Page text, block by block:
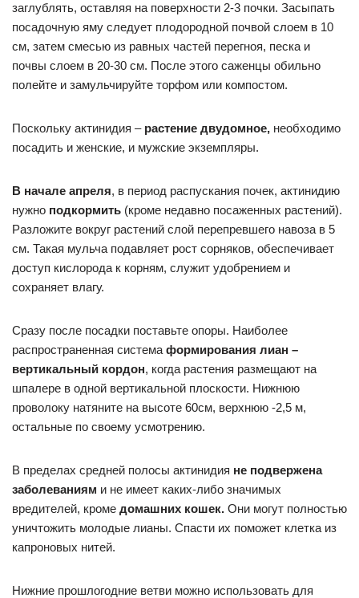
заглублять, оставляя на поверхности 2-3 почки. Засыпать
посадочную яму следует плодородной почвой слоем в 10
см, затем смесью из равных частей перегноя, песка и
почвы слоем в 20-30 см. После этого саженцы обильно
полейте и замульчируйте торфом или компостом.
Поскольку актинидия – растение двудомное, необходимо
посадить и женские, и мужские экземпляры.
В начале апреля, в период распускания почек, актинидию
нужно подкормить (кроме недавно посаженных растений).
Разложите вокруг растений слой перепревшего навоза в 5
см. Такая мульча подавляет рост сорняков, обеспечивает
доступ кислорода к корням, служит удобрением и
сохраняет влагу.
Сразу после посадки поставьте опоры. Наиболее
распространенная система формирования лиан –
вертикальный кордон, когда растения размещают на
шпалере в одной вертикальной плоскости. Нижнюю
проволоку натяните на высоте 60см, верхнюю -2,5 м,
остальные по своему усмотрению.
В пределах средней полосы актинидия не подвержена
заболеваниям и не имеет каких-либо значимых
вредителей, кроме домашних кошек. Они могут полностью
уничтожить молодые лианы. Спасти их поможет клетка из
капроновых нитей.
Нижние прошлогодние ветви можно использовать для